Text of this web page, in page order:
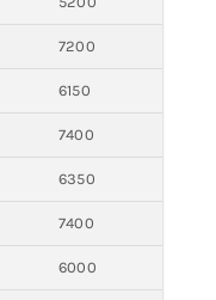
7200
6150
7400
6350
7400
6000